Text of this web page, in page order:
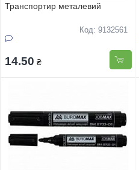
Транспортир металевий
Код: 9132561
14.50 ₴